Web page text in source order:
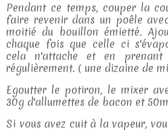
Pendant ce temps, couper la
faire revenir dans un poêle
moitié du bouillon émietté.
chaque fois que celle ci
cela n'attache et en
régulièrement. ( une dizaine de
Egoutter le potiron, le mixer
30g d'allumettes de bacon et
Si vous avez cuit à la vapeur,